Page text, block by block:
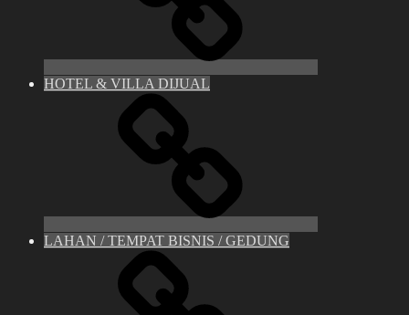
HOTEL & VILLA DIJUAL
LAHAN / TEMPAT BISNIS / GEDUNG